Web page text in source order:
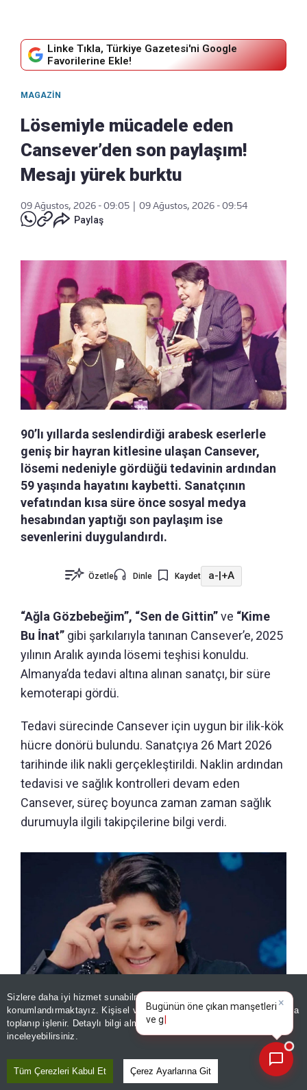
Sizlere daha iyi hizmet sunabilmek adına sitemizde
konumlandırmaktayız. Kişisel verileriniz, KVKK ve GDPR kapsamında
toplanıp işlenir. Detaylı bilgi almak için
inceleyebilirsiniz.
Tüm Çerezleri Kabul Et Çerez Ayarlarına Git
Linke Tıkla, Türkiye Gazetesi'ni Google
Favorilerine Ekle!
MAGAZIN
Lösemiyle mücadele eden
Cansever’den son paylaşım!
Mesajı yürek burktu
09 Ağustos, 2026 - 09:05
09 Ağustos, 2026 - 09:54
Paylaş
90’lı yıllarda seslendirdiği arabesk eserlerle
geniş bir hayran kitlesine ulaşan Cansever,
lösemi nedeniyle gördüğü tedavinin ardından
59 yaşında hayatını kaybetti. Sanatçının
vefatından kısa süre önce sosyal medya
hesabından yaptığı son paylaşım ise
sevenlerini duygulandırdı.
Özetle Dinle Kaydet a- +A
“Ağla Gözbebeğim”, “Sen de Gittin”ve “Kime
Bu İnat” gibi şarkılarıyla tanınan Cansever’e, 2025
yılının Aralık ayında lösemi teşhisi konuldu.
Almanya’da tedavi altına alınan sanatçı, bir süre
kemoterapi gördü.
Tedavi sürecinde Cansever için uygun bir ilik-kök
hücre donörü bulundu. Sanatçıya 26 Mart 2026
tarihinde ilik nakli gerçekleştirildi. Naklin ardından
tedavisi ve sağlık kontrolleri devam eden
Cansever, süreç boyunca zaman zaman sağlık
durumuyla ilgili takipçilerine bilgi verdi.
Lösemiyle mücadele eden Cansever’den son paylaşım! Mesajı
yürek burktu
×
Bugünün öne çıkan manşetleri
ve gelişmeleri neler?